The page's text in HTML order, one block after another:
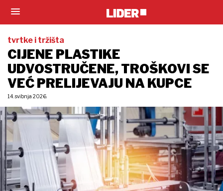
tvrtke i tržišta
CIJENE PLASTIKE
UDVOSTRUČENE, TROŠKOVI SE
VEĆ PRELIJEVAJU NA KUPCE
14. svibnja 2026.